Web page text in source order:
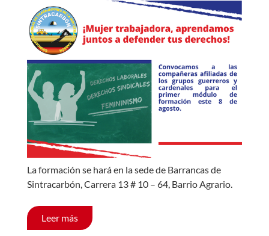
La formación se hará en la sede de Barrancas de
Sintracarbón, Carrera 13 # 10 – 64, Barrio Agrario.
Leer más